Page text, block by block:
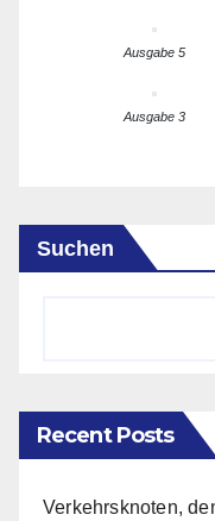
Ausgabe 5
Ausgabe 3
Suchen
Recent Posts
Verkehrsknoten,